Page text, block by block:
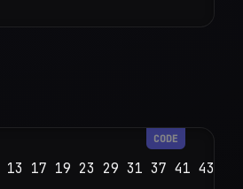
17 19 23 29 31 37 41 43